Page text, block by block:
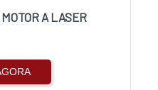
A LASER